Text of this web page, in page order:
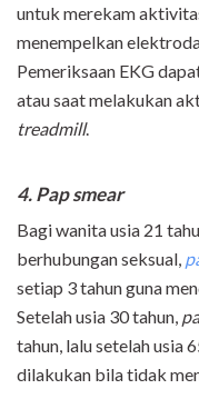
untuk merekam
menempelkan
Pemeriksaan EKG
atau saat melakukan
treadmill.
4. Pap smear
Bagi wanita usia 21
berhubungan seksual,
setiap 3 tahun guna
Setelah usia 30 tahun,
tahun, lalu setelah usia
dilakukan bila tidak